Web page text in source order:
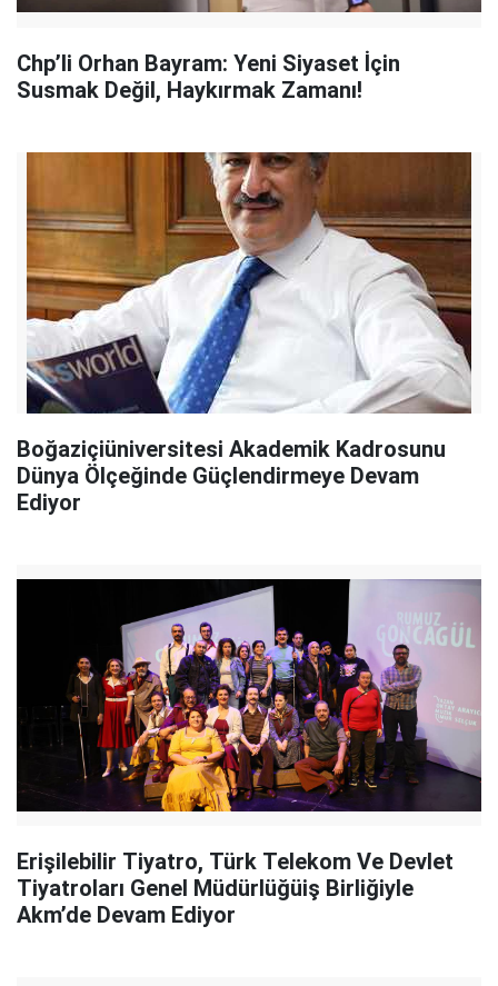
Chp’li Orhan Bayram: Yeni Siyaset İçin
Susmak Değil, Haykırmak Zamanı!
Boğaziçiüniversitesi Akademik Kadrosunu
Dünya Ölçeğinde Güçlendirmeye Devam
Ediyor
Erişilebilir Tiyatro, Türk Telekom Ve Devlet
Tiyatroları Genel Müdürlüğüiş Birliğiyle
Akm’de Devam Ediyor